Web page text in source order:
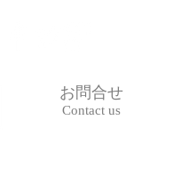
お問合せ
Contact us